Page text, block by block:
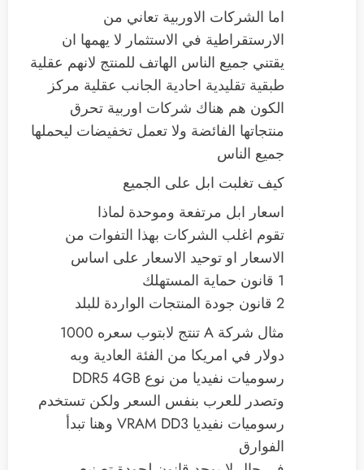
اما الشركات الاوربية تعاني من
الارستقراطية في الاستثمار لا يهمها ان
يقتني جميع الناس الهاتف للمنتج لانهم عقلية
طبقية تقليدية احادية الجانب عقلية مركز
الكون هم هناك شركات اوربية تحرق
منتجاتها الفائضة ولا تعمل تخفيضات ليحملها
جميع الناس
كيف تغلبت ابل على الجميع
اسعار ابل مرتفعة وموحدة لماذا
تقوم اغلب الشركات بهذا التفوات من
الاسعار او توحيد الاسعار على اساس
1 قانون حماية المستهلك
2 قانون جودة المنتجات الواردة للبلد
مثال شركة A تنتج لابتوب سعره 1000
دولار في امريكا من الفئة العادية وبه
رسوميات نفيديا من نوع DDR5 4GB
وتصدر للعرب بنفس السعر ولكن تستخدم
رسوميات نفيديا VRAM DD3 وهنا تبدأ
الفوارق